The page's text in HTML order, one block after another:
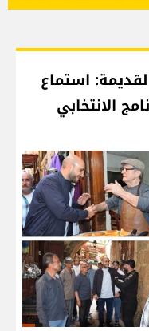
استماع
الانتخابي